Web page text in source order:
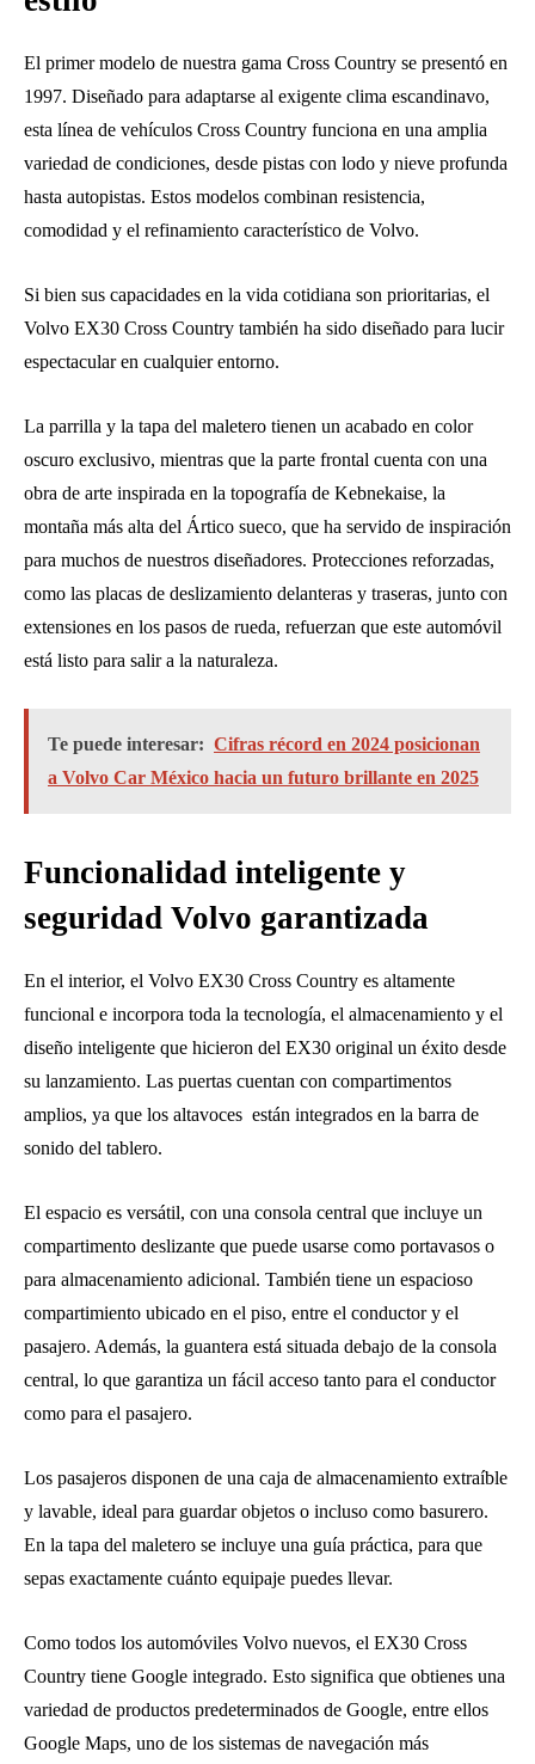
El primer modelo de nuestra gama Cross Country se presentó en
1997. Diseñado para adaptarse al exigente clima escandinavo,
esta línea de vehículos Cross Country funciona en una amplia
variedad de condiciones, desde pistas con lodo y nieve profunda
hasta autopistas. Estos modelos combinan resistencia,
comodidad y el refinamiento característico de Volvo.
Si bien sus capacidades en la vida cotidiana son prioritarias, el
Volvo EX30 Cross Country también ha sido diseñado para lucir
espectacular en cualquier entorno.
La parrilla y la tapa del maletero tienen un acabado en color
oscuro exclusivo, mientras que la parte frontal cuenta con una
obra de arte inspirada en la topografía de Kebnekaise, la
montaña más alta del Ártico sueco, que ha servido de inspiración
para muchos de nuestros diseñadores. Protecciones reforzadas,
como las placas de deslizamiento delanteras y traseras, junto con
extensiones en los pasos de rueda, refuerzan que este automóvil
está listo para salir a la naturaleza.
Te puede interesar: Cifras récord en 2024 posicionan
a Volvo Car México hacia un futuro brillante en 2025
Funcionalidad inteligente y
seguridad Volvo garantizada
En el interior, el Volvo EX30 Cross Country es altamente
funcional e incorpora toda la tecnología, el almacenamiento y el
diseño inteligente que hicieron del EX30 original un éxito desde
su lanzamiento. Las puertas cuentan con compartimentos
amplios, ya que los altavoces ​ están integrados en la barra de
sonido del tablero.
El espacio es versátil, con una consola central que incluye un
compartimento deslizante que puede usarse como portavasos o
para almacenamiento adicional. También tiene un espacioso
compartimiento ubicado en el piso, entre el conductor y el
pasajero. Además, la guantera está situada debajo de la consola
central, lo que garantiza un fácil acceso tanto para el conductor
como para el pasajero.
Los pasajeros disponen de una caja de almacenamiento extraíble
y lavable, ideal para guardar objetos o incluso como basurero.
En la tapa del maletero se incluye una guía práctica, para que
sepas exactamente cuánto equipaje puedes llevar.
Como todos los automóviles Volvo nuevos, el EX30 Cross
Country tiene Google integrado. Esto significa que obtienes una
variedad de productos predeterminados de Google, entre ellos
Google Maps, uno de los sistemas de navegación más